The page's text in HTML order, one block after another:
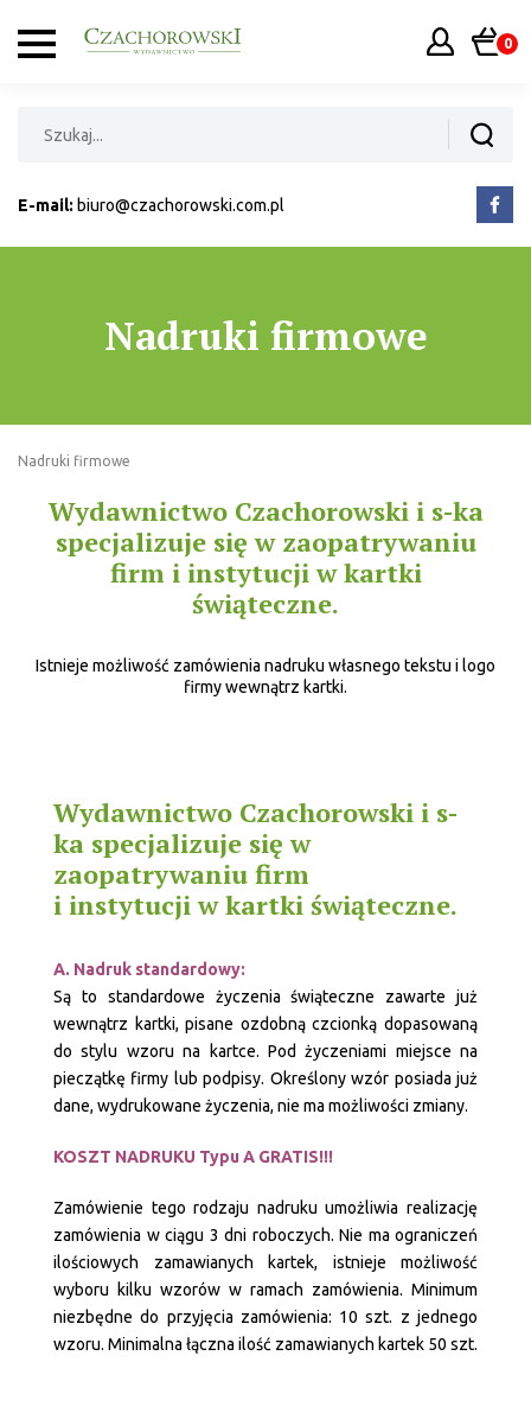
E-mail: biuro@czachorowski.com.pl
Nadruki firmowe
Nadruki firmowe
Wydawnictwo Czachorowski i s-ka
specjalizuje się w zaopatrywaniu
firm i instytucji w kartki
świąteczne.
Istnieje możliwość zamówienia nadruku własnego tekstu i logo
firmy wewnątrz kartki.
Wydawnictwo Czachorowski i s-
ka specjalizuje się w
zaopatrywaniu firm
i instytucji w kartki świąteczne.
A. Nadruk standardowy:
Są to standardowe życzenia świąteczne zawarte już
wewnątrz kartki, pisane ozdobną czcionką dopasowaną
do stylu wzoru na kartce. Pod życzeniami miejsce na
pieczątkę firmy lub podpisy. Określony wzór posiada już
dane, wydrukowane życzenia, nie ma możliwości zmiany.
KOSZT NADRUKU Typu A GRATIS!!!
Zamówienie tego rodzaju nadruku umożliwia realizację
zamówienia w ciągu 3 dni roboczych. Nie ma ograniczeń
ilościowych zamawianych kartek, istnieje możliwość
wyboru kilku wzorów w ramach zamówienia. Minimum
niezbędne do przyjęcia zamówienia: 10 szt. z jednego
wzoru. Minimalna łączna ilość zamawianych kartek 50 szt.
0